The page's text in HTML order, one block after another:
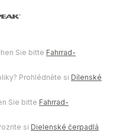
Sie bitte Fahrrad-
Prohlédněte si Dílenské
Sie bitte Fahrrad-
si Dielenské čerpadlá